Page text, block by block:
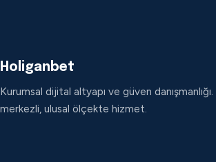
Holiganbet
Kurumsal dijital altyapı ve güven
merkezli, ulusal ölçekte hizmet.